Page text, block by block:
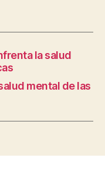
la salud
mental de las